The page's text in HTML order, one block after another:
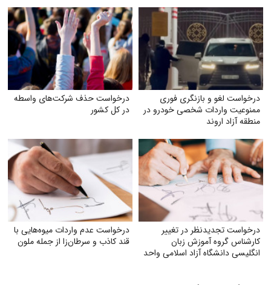
درخواست لغو و بازنگری فوری
ممنوعیت واردات شخصی خودرو در
منطقه آزاد اروند
درخواست حذف شرکت‌های واسطه
در کل کشور
درخواست تجدیدنظر در تغییر
کارشناس گروه آموزش زبان
انگلیسی دانشگاه آزاد اسلامی واحد
درخواست عدم واردات میوه‌هایی با
قند کاذب و سرطان‌زا از جمله ملون